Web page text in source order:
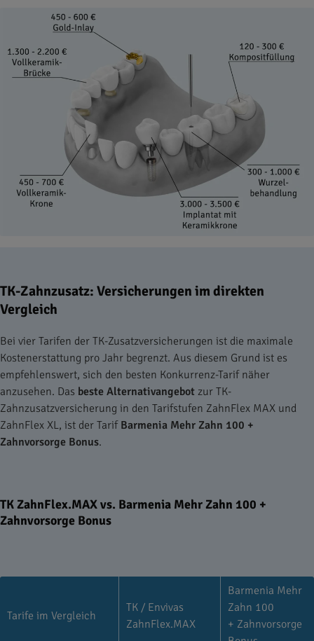
TK-Zahnzusatz: Versicherungen im direkten
Vergleich
Bei vier Tarifen der TK-Zusatzversicherungen ist die maximale
Kostenerstattung pro Jahr begrenzt. Aus diesem Grund ist es
empfehlenswert, sich den besten Konkurrenz-Tarif näher
anzusehen. Das beste Alternativangebot zur TK-
Zahnzusatzversicherung in den Tarifstufen ZahnFlex MAX und
ZahnFlex XL, ist der Tarif Barmenia Mehr Zahn 100 +
Zahnvorsorge Bonus.
TK ZahnFlex.MAX vs. Barmenia Mehr Zahn 100 +
Zahnvorsorge Bonus
Tarife im Vergleich
TK / Envivas
ZahnFlex.MAX
Barmenia Mehr
Zahn 100
+ Zahnvorsorge